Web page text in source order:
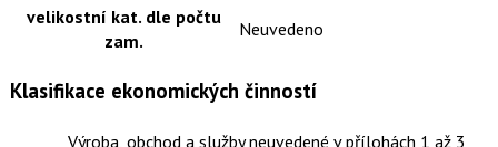
velikostní kat. dle počtu
zam.
Neuvedeno
Klasifikace ekonomických činností
Výroba, obchod a služby neuvedené v přílohách 1 až 3